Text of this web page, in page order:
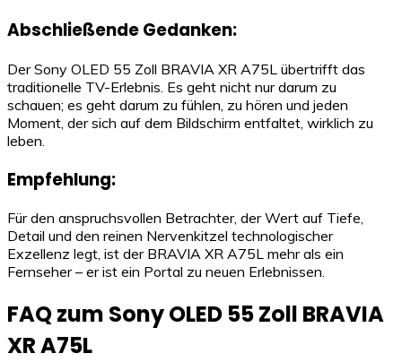
Abschließende Gedanken:
Der Sony OLED 55 Zoll BRAVIA XR A75L übertrifft das
traditionelle TV-Erlebnis. Es geht nicht nur darum zu
schauen; es geht darum zu fühlen, zu hören und jeden
Moment, der sich auf dem Bildschirm entfaltet, wirklich zu
leben.
Empfehlung:
Für den anspruchsvollen Betrachter, der Wert auf Tiefe,
Detail und den reinen Nervenkitzel technologischer
Exzellenz legt, ist der BRAVIA XR A75L mehr als ein
Fernseher – er ist ein Portal zu neuen Erlebnissen.
FAQ zum Sony OLED 55 Zoll BRAVIA
XR A75L